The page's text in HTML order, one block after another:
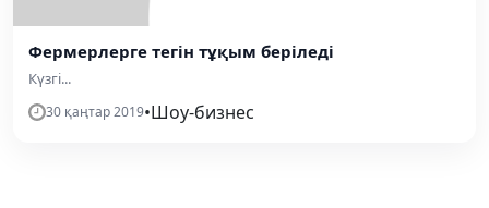
Фермерлерге тегін тұқым беріледі
Күзгі...
30 қаңтар 2019•Шоу-бизнес